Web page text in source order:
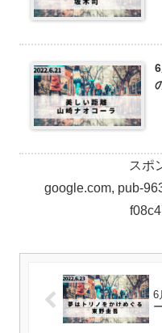
スポ
google.com, pub-
6